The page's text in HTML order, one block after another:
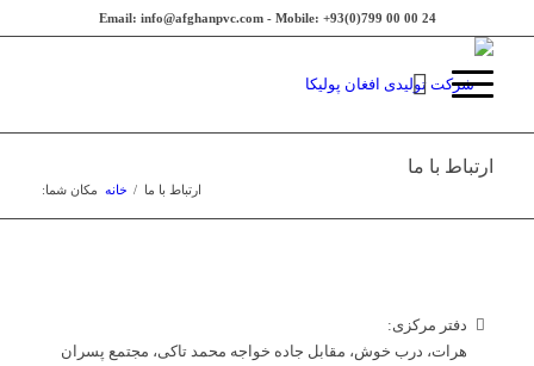
Email: info@afghanpvc.com - Mobile: +93(0)799 00 00 24
ارتباط با ما
مکان شما: خانه / ارتباط با ما
دفتر مرکزی:
هرات، درب خوش، مقابل جاده خواجه محمد تاکی، مجتمع پسران